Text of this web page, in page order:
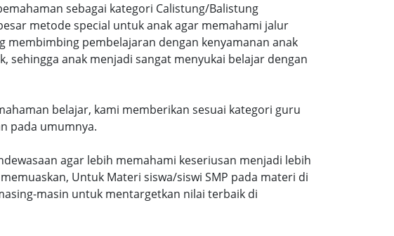
sebagai kategori Calistung/Balistung
metode special untuk anak agar memahami jalur
pembelajaran dengan kenyamanan anak
sehingga anak menjadi sangat menyukai belajar dengan
belajar, kami memberikan sesuai kategori guru
pada umumnya.
agar lebih memahami keseriusan menjadi lebih
Untuk Materi siswa/siswi SMP pada materi di
masin untuk mentargetkan nilai terbaik di